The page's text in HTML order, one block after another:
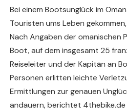
Bei einem Bootsunglück im
Touristen ums Leben
Nach Angaben der omanischen
Boot, auf dem insgesamt 25
Reiseleiter und der Kapitän an
Personen erlitten leichte
Ermittlungen zur genauen
andauern, berichtet 4thebike.de